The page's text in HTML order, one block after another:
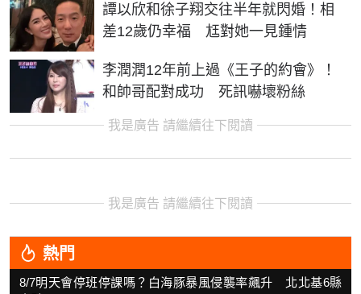
譚以欣和徐子翔交往半年就閃婚！相
差12歲仍幸福 尪對她一見鍾情
李潤潤12年前上過《王子的約會》！
和帥哥配對成功 死訊嚇壞粉絲
我是廣告 請繼續往下閱讀
我是廣告 請繼續往下閱讀
熱門
8/7明天會停班停課嗎？白海豚暴風侵襲率飆升 北北基6縣